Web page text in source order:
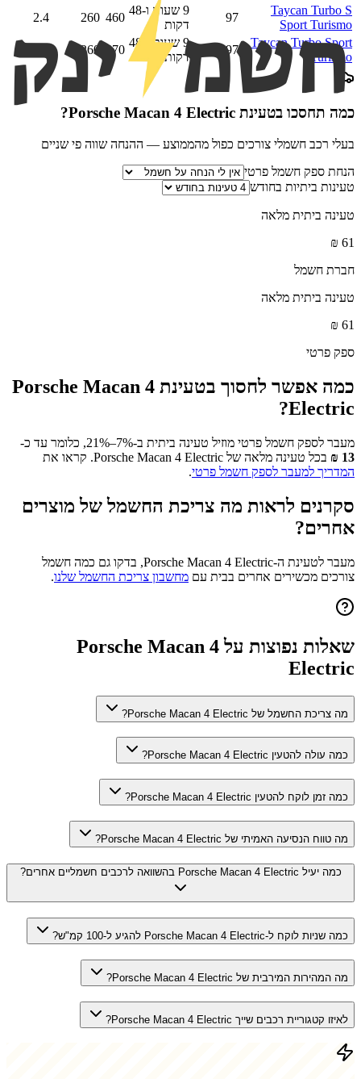
Taycan Turbo S
Sport Turismo
97
9 שעות ו-48
דקות
460
260
2.4
Taycan Turbo Sport
Turismo
97
9 שעות ו-48
דקות
470
260
כמה תחסכו בטעינת Porsche Macan 4 Electric
?
בעלי רכב חשמלי צורכים כפול מהממוצע — ההנחה שווה פי שניים
הנחת ספק חשמל פרטי
טעינות ביתיות בחודש
טעינה ביתית מלאה
61
₪
חברת חשמל
טעינה ביתית מלאה
61
₪
ספק פרטי
כמה אפשר לחסוך בטעינת Porsche Macan 4
Electric
?
מעבר לספק חשמל פרטי מוזיל טעינה ביתית ב-7%–21%, כלומר עד כ-
13
₪ בכל טעינה מלאה של Porsche Macan 4 Electric. קראו את
המדריך למעבר לספק חשמל פרטי.
סקרנים לראות מה צריכת החשמל של מוצרים
אחרים?
מעבר לטעינת ה-Porsche Macan 4 Electric, בדקו גם כמה חשמל
צורכים מכשירים אחרים בבית עם מחשבון צריכת החשמל שלנו.
שאלות נפוצות עלPorsche Macan 4
Electric
מה צריכת החשמל של Porsche Macan 4 Electric?
כמה עולה להטעין Porsche Macan 4 Electric?
כמה זמן לוקח להטעין Porsche Macan 4 Electric?
מה טווח הנסיעה האמיתי של Porsche Macan 4 Electric?
כמה יעיל Porsche Macan 4 Electric בהשוואה לרכבים חשמליים אחרים?
כמה שניות לוקח ל-Porsche Macan 4 Electric להגיע ל-100 קמ"ש?
מה המהירות המירבית של Porsche Macan 4 Electric?
לאיזו קטגוריית רכבים שייך Porsche Macan 4 Electric?